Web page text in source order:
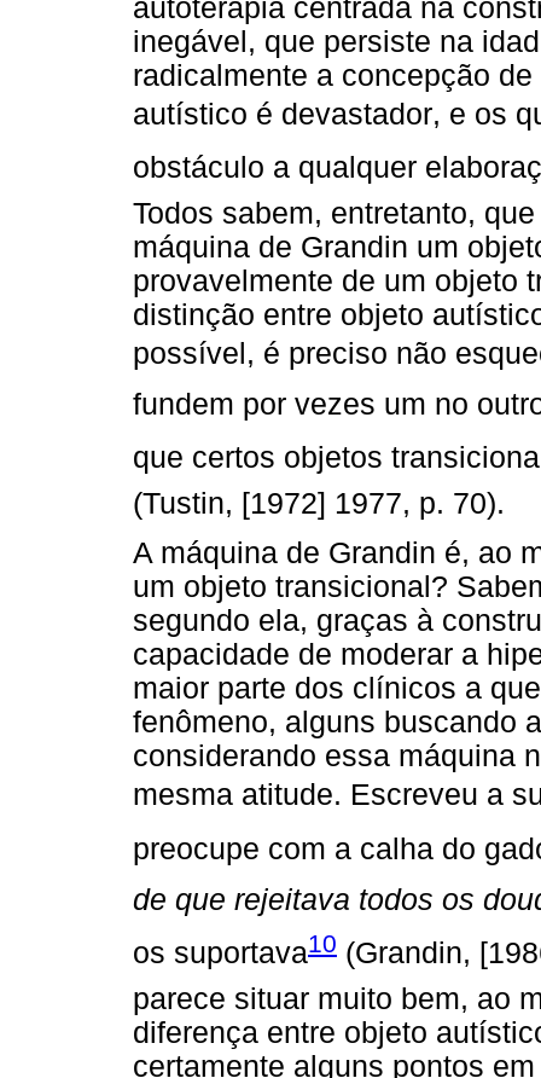
autoterapia centrada na
inegável, que persiste na
radicalmente a concepção
autístico é devastador, e os
obstáculo a qualquer
Todos sabem, entretanto,
máquina de Grandin um
provavelmente de um objeto
distinção entre objeto
possível, é preciso não
fundem por vezes um no
que certos objetos
(Tustin, [1972] 1977, p. 70).
A máquina de Grandin é, ao
um objeto transicional?
segundo ela, graças à
capacidade de moderar a
maior parte dos clínicos a
fenômeno, alguns buscando
considerando essa máquina
mesma atitude. Escreveu a
preocupe com a calha do
de que rejeitava todos os
os suportava10 (Grandin,
parece situar muito bem, ao
diferença entre objeto
certamente alguns pontos